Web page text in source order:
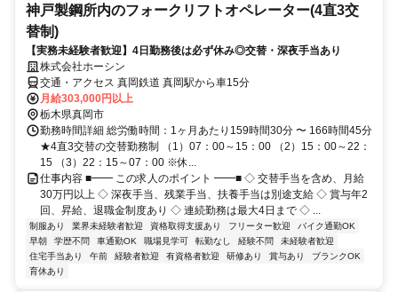
神戸製鋼所内のフォークリフトオペレーター(4直3交
替制)
【実務未経験者歓迎】4日勤務後は必ず休み◎交替・深夜手当あり
株式会社ホーシン
交通・アクセス 真岡鉄道 真岡駅から車15分
月給303,000円以上
栃木県真岡市
勤務時間詳細 総労働時間：1ヶ月あたり159時間30分 〜 166時間45分
★4直3交替の交替勤務制 （1）07：00～15：00 （2）15：00～22：
15 （3）22：15～07：00 ※休...
仕事内容 ■━━ この求人のポイント ━━■ ◇ 交替手当を含め、月給
30万円以上 ◇ 深夜手当、残業手当、扶養手当は別途支給 ◇ 賞与年2
回、昇給、退職金制度あり ◇ 連続勤務は最大4日まで ◇ ...
制服あり 業界未経験者歓迎 資格取得支援あり フリーター歓迎
バイク通勤OK
早朝
学歴不問 車通勤OK 職場見学可 転勤なし 経験不問
未経験者歓迎
住宅手当あり
午前 経験者歓迎 有資格者歓迎 研修あり 賞与あり
ブランクOK
育休あり